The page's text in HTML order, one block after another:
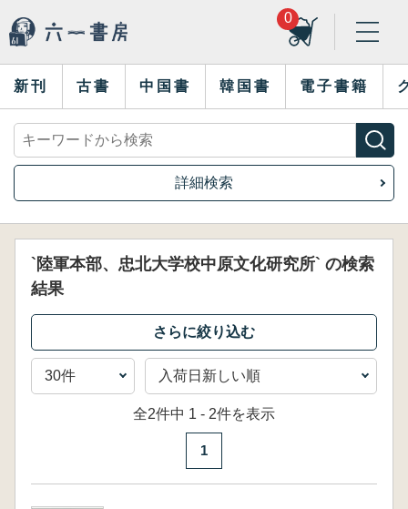
0
新刊 古書 中国書 韓国書 電子書籍
詳細検索
`陸軍本部、忠北大学校中原文化研究所` の検索
結果
全2件中 1 - 2件を表示
1